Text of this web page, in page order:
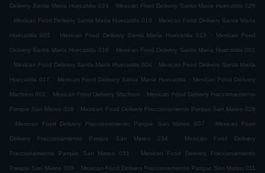
Delivery Santa María Huecatitla 024 . Mexican Food Delivery Santa María Huecatitla 026
. Mexican Food Delivery Santa María Huecatitla 010 . Mexican Food Delivery Santa María
Huecatitla 005 . Mexican Food Delivery Santa María Huecatitla 013 . Mexican Food
Delivery Santa María Huecatitla 016 . Mexican Food Delivery Santa María Huecatitla 001
. Mexican Food Delivery Santa María Huecatitla 004 . Mexican Food Delivery Santa María
Huecatitla 017 . Mexican Food Delivery Santa María Huecatitla . Mexican Food Delivery
Machero 001 . Mexican Food Delivery Machero . Mexican Food Delivery Fraccionamiento
Parque San Mateo 029 . Mexican Food Delivery Fraccionamiento Parque San Mateo 028
.
Mexican Food Delivery Fraccionamiento Parque San Mateo 007 . Mexican Food
Delivery Fraccionamiento Parque San Mateo 034 . Mexican Food Delivery
Fraccionamiento Parque San Mateo 031 . Mexican Food Delivery Fraccionamiento
Parque San Mateo 009 . Mexican Food Delivery Fraccionamiento Parque San Mateo 011